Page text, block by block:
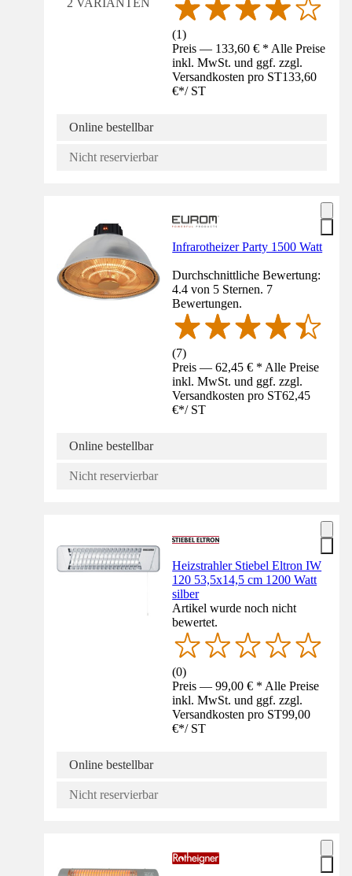
2 VARIANTEN
(1)
Preis — 133,60 € * Alle Preise
inkl. MwSt. und ggf. zzgl.
Versandkosten pro ST133,60
€*/ ST
Online bestellbar
Nicht reservierbar
Infrarotheizer Party 1500 Watt
Durchschnittliche Bewertung:
4.4 von 5 Sternen. 7
Bewertungen.
(7)
Preis — 62,45 € * Alle Preise
inkl. MwSt. und ggf. zzgl.
Versandkosten pro ST62,45
€*/ ST
Online bestellbar
Nicht reservierbar
Heizstrahler Stiebel Eltron IW
120 53,5x14,5 cm 1200 Watt
silber
Artikel wurde noch nicht
bewertet.
(0)
Preis — 99,00 € * Alle Preise
inkl. MwSt. und ggf. zzgl.
Versandkosten pro ST99,00
€*/ ST
Online bestellbar
Nicht reservierbar